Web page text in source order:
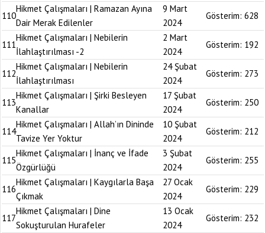
110
Hikmet Çalışmaları | Ramazan Ayına
Dair Merak Edilenler
9 Mart
2024
Gösterim: 628
111
Hikmet Çalışmaları | Nebilerin
İlahlaştırılması -2
2 Mart
2024
Gösterim: 192
112
Hikmet Çalışmaları | Nebilerin
İlahlaştırılması
24 Şubat
2024
Gösterim: 273
113
Hikmet Çalışmaları | Şirki Besleyen
Kanallar
17 Şubat
2024
Gösterim: 250
114
Hikmet Çalışmaları | Allah’ın Dininde
Tavize Yer Yoktur
10 Şubat
2024
Gösterim: 212
115
Hikmet Çalışmaları | İnanç ve İfade
Özgürlüğü
3 Şubat
2024
Gösterim: 255
116
Hikmet Çalışmaları | Kaygılarla Başa
Çıkmak
27 Ocak
2024
Gösterim: 229
117
Hikmet Çalışmaları | Dine
Sokuşturulan Hurafeler
13 Ocak
2024
Gösterim: 232